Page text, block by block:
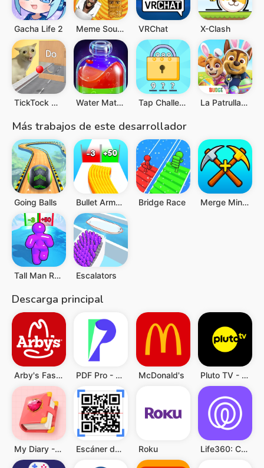
Gacha Life 2 Meme Soundboard 2025 Ultimate VRChat X-Clash
TickTock Challenge Water Match™- ASMR Water Sort Tap Challenge: Filter Games La Patrulla Canina al rescate
Más trabajos de este desarrollador
Going Balls Bullet Army Run Bridge Race Merge Miners
Tall Man Run Escalators
Descarga principal
Arby's Fast Food Sandwiches PDF Pro - Reader & Maker McDonald's Pluto TV - Películas y Series
My Diary - Diary With Lock Escáner de QR y Código Barras Roku Life360: Compartir ubicación